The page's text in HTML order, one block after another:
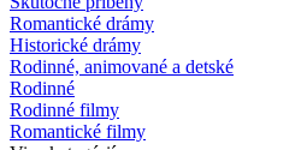
Romantické drámy
Historické drámy
Rodinné, animované a detské
Rodinné
Rodinné filmy
Romantické filmy